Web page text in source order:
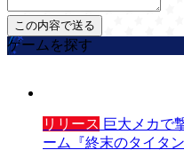
ゲームを探す
リリース 巨大メカで
ーム『終末のタイタ